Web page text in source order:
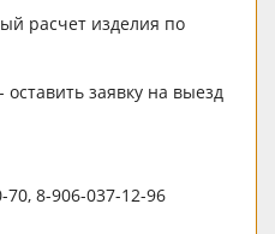
расчет изделия по
заявку на выезд
70, 8-906-037-12-96